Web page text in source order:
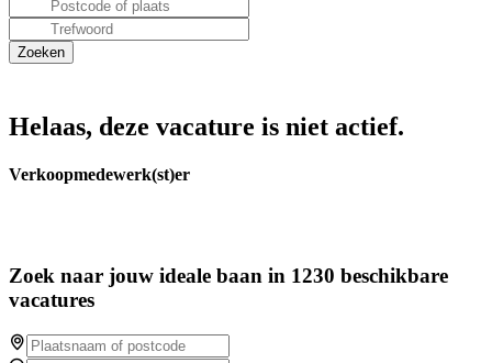
Helaas, deze vacature is niet actief.
Verkoopmedewerk(st)er
Zoek naar jouw ideale baan in 1230 beschikbare
vacatures